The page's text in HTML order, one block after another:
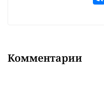
Комментарии